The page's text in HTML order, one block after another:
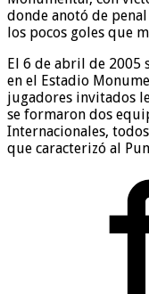
donde anotó de
los pocos goles que
El 6 de abril de 2005
en el Estadio
jugadores invitados
se formaron dos
Internacionales,
que caracterizó al